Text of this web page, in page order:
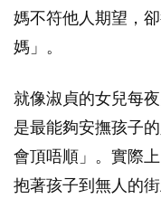
媽不符他人期望，
媽」。
就像淑貞的女兒每
是最能夠安撫孩子
會頂唔順」。實際
抱著孩子到無人的